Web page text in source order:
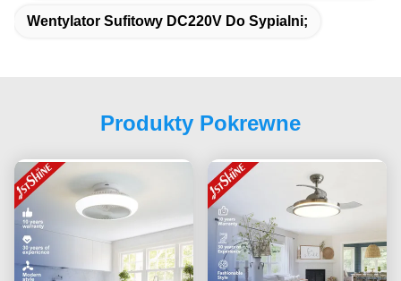
Wentylator Sufitowy DC220V Do Sypialni;
Produkty Pokrewne